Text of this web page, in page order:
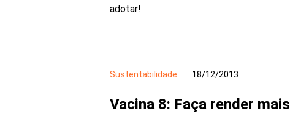
adotar!
Sustentabilidade 18/12/2013
Vacina 8: Faça render mais